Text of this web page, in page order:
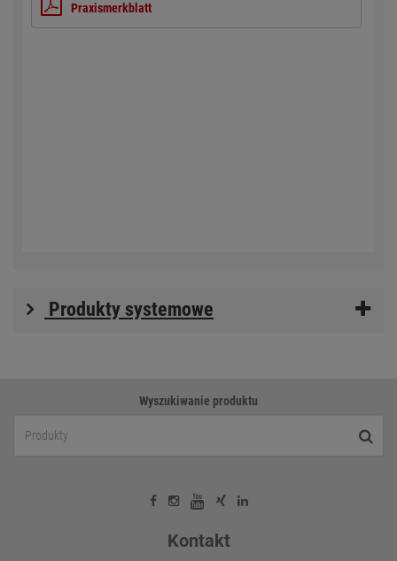
Praxismerkblatt
Produkty systemowe
Wyszukiwanie produktu
Kontakt